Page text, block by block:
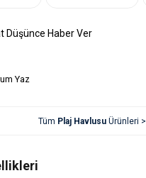
Düşünce Haber Ver
Yaz
Tüm Plaj HavlusuÜrünleri >